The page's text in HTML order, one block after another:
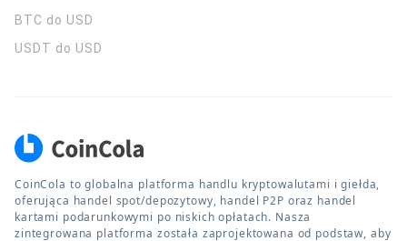
BTC do USD
USDT do USD
CoinCola to globalna platforma handlu kryptowalutami i giełda,
oferująca handel spot/depozytowy, handel P2P oraz handel
kartami podarunkowymi po niskich opłatach. Nasza
zintegrowana platforma została zaprojektowana od podstaw, aby